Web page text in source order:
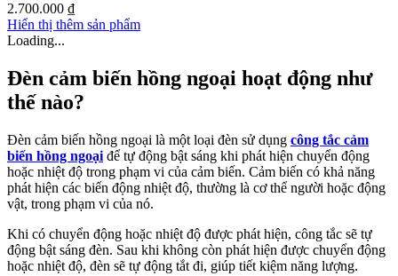
2.700.000 ₫
Hiển thị thêm sản phẩm
Loading...
Đèn cảm biến hồng ngoại hoạt động như
thế nào?
Đèn cảm biến hồng ngoại là một loại đèn sử dụng công tắc cảm
biến hồng ngoại để tự động bật sáng khi phát hiện chuyển động
hoặc nhiệt độ trong phạm vi của cảm biến. Cảm biến có khả năng
phát hiện các biến động nhiệt độ, thường là cơ thể người hoặc động
vật, trong phạm vi của nó.
Khi có chuyển động hoặc nhiệt độ được phát hiện, công tắc sẽ tự
động bật sáng đèn. Sau khi không còn phát hiện được chuyển động
hoặc nhiệt độ, đèn sẽ tự động tắt đi, giúp tiết kiệm năng lượng.